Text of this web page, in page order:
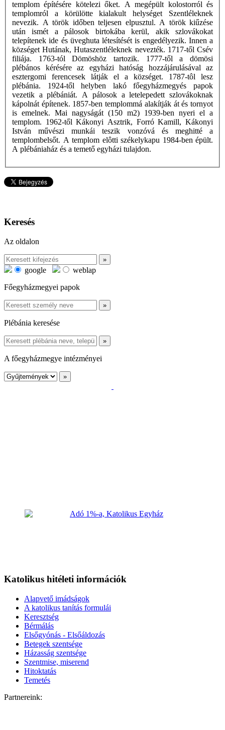
templom építésére kötelezi őket. A megépült kolostorról és
templomról a körülötte kialakult helységet Szentléleknek
nevezik. A török időben teljesen elpusztul. A török kiűzése
után ismét a pálosok birtokába kerül, akik szlovákokat
telepítenek ide és üveghuta létesítését is engedélyezik. Innen a
községet Hutának, Hutaszentléleknek nevezték. 1717-től Csév
filiája. 1763-tól Dömöshöz tartozik. 1777-től a dömösi
plébános kérésére az egyházi hatóság hozzájárulásával az
esztergomi ferencesek látják el a községet. 1787-tôl lesz
plébánia. 1924-től helyben lakó főegyházmegyés papok
vezetik a plébániát. A pálosok a letelepedett szlovákoknak
kápolnát építenek. 1857-ben templommá alakítják át és tornyot
is emelnek. Mai nagyságát (150 m2) 1939-ben nyeri el a
templom. 1962-től Kákonyi Asztrik, Forró Kamill, Kákonyi
István művészi munkái teszik vonzóvá és meghitté a
templombelsőt. A templom elôtti székelykapu 1984-ben épült.
A plébániaház és a temető egyházi tulajdon.
Keresés
Az oldalon
google
weblap
Főegyházmegyei papok
Plébánia keresése
A főegyházmegye intézményei
Katolikus hitéleti információk
Alapvető imádságok
A katolikus tanítás formulái
Keresztség
Bérmálás
Elsőgyónás - Elsőáldozás
Betegek szentsége
Házasság szentsége
Szentmise, miserend
Hitoktatás
Temetés
Partnereink: